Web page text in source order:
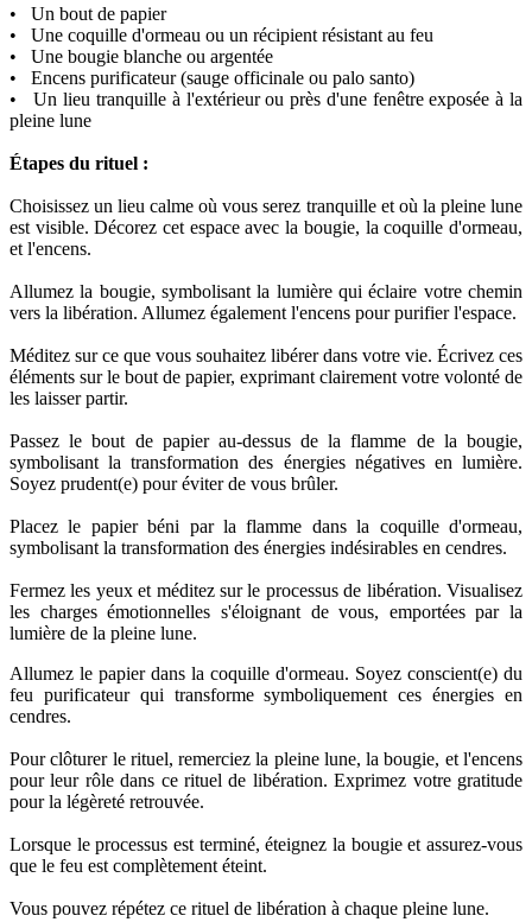
• Un bout de papier
• Une coquille d'ormeau ou un récipient résistant au feu
• Une bougie blanche ou argentée
• Encens purificateur (sauge officinale ou palo santo)
• Un lieu tranquille à l'extérieur ou près d'une fenêtre exposée à la
pleine lune
Étapes du rituel :
Choisissez un lieu calme où vous serez tranquille et où la pleine lune
est visible. Décorez cet espace avec la bougie, la coquille d'ormeau,
et l'encens.
Allumez la bougie, symbolisant la lumière qui éclaire votre chemin
vers la libération. Allumez également l'encens pour purifier l'espace.
Méditez sur ce que vous souhaitez libérer dans votre vie. Écrivez ces
éléments sur le bout de papier, exprimant clairement votre volonté de
les laisser partir.
Passez le bout de papier au-dessus de la flamme de la bougie,
symbolisant la transformation des énergies négatives en lumière.
Soyez prudent(e) pour éviter de vous brûler.
Placez le papier béni par la flamme dans la coquille d'ormeau,
symbolisant la transformation des énergies indésirables en cendres.
Fermez les yeux et méditez sur le processus de libération. Visualisez
les charges émotionnelles s'éloignant de vous, emportées par la
lumière de la pleine lune.
Allumez le papier dans la coquille d'ormeau. Soyez conscient(e) du
feu purificateur qui transforme symboliquement ces énergies en
cendres.
Pour clôturer le rituel, remerciez la pleine lune, la bougie, et l'encens
pour leur rôle dans ce rituel de libération. Exprimez votre gratitude
pour la légèreté retrouvée.
Lorsque le processus est terminé, éteignez la bougie et assurez-vous
que le feu est complètement éteint.
Vous pouvez répétez ce rituel de libération à chaque pleine lune.